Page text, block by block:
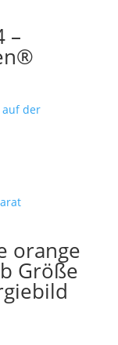
–
auf der
orange
Größe